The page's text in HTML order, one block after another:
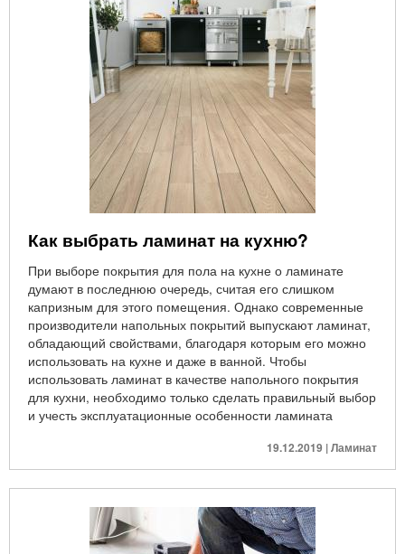
Как выбрать ламинат на кухню?
При выборе покрытия для пола на кухне о ламинате
думают в последнюю очередь, считая его слишком
капризным для этого помещения. Однако современные
производители напольных покрытий выпускают ламинат,
обладающий свойствами, благодаря которым его можно
использовать на кухне и даже в ванной. Чтобы
использовать ламинат в качестве напольного покрытия
для кухни, необходимо только сделать правильный выбор
и учесть эксплуатационные особенности ламината
19.12.2019 | Ламинат